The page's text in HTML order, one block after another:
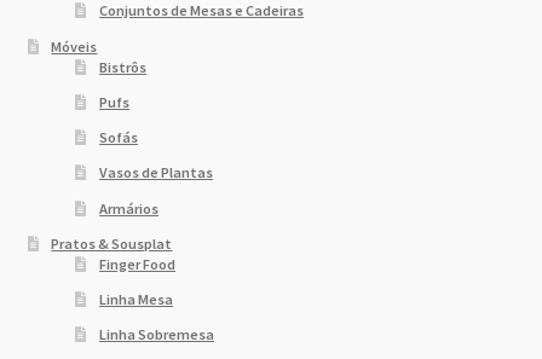
Conjuntos de Mesas e Cadeiras
Móveis
Bistrôs
Pufs
Sofás
Vasos de Plantas
Armários
Pratos & Sousplat
Finger Food
Linha Mesa
Linha Sobremesa